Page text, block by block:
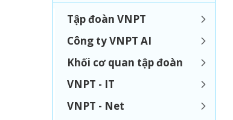
Tập đoàn VNPT
Công ty VNPT AI
Khối cơ quan tập đoàn
VNPT - IT
VNPT - Net